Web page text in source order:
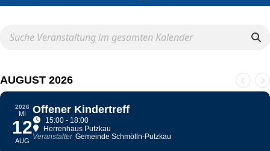
AUGUST 2026
2026
MI
12
AUG
Offener Kindertreff
15:00 - 18:00
Herrenhaus Putzkau
Veranstalter Gemeinde Schmölln-Putzkau